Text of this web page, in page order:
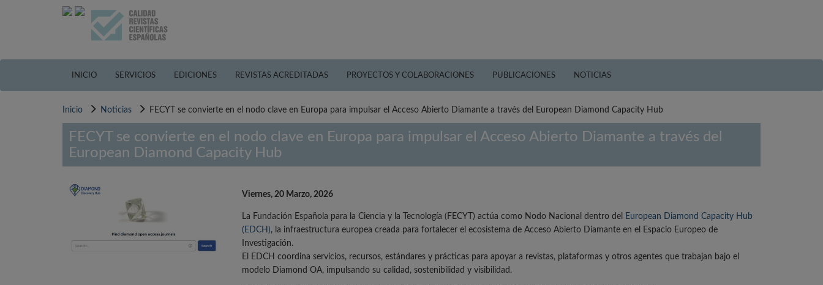
INICIO SERVICIOS EDICIONES REVISTAS ACREDITADAS PROYECTOS Y COLABORACIONES PUBLICACIONES NOTICIAS
Inicio Noticias FECYT se convierte en el nodo clave en Europa para impulsar el Acceso Abierto Diamante a través del European Diamond Capacity Hub
FECYT se convierte en el nodo clave en Europa para impulsar el Acceso Abierto Diamante a través del
European Diamond Capacity Hub
Viernes, 20 Marzo, 2026
La Fundación Española para la Ciencia y la Tecnología (FECYT) actúa como Nodo Nacional dentro del
European Diamond Capacity Hub
(EDCH), la infraestructura europea creada para fortalecer el ecosistema de Acceso Abierto Diamante en el Espacio Europeo de
Investigación.
El EDCH coordina servicios, recursos, estándares y prácticas para apoyar a revistas, plataformas y otros agentes que trabajan bajo el
modelo Diamond OA, impulsando su calidad, sostenibilidad y visibilidad.